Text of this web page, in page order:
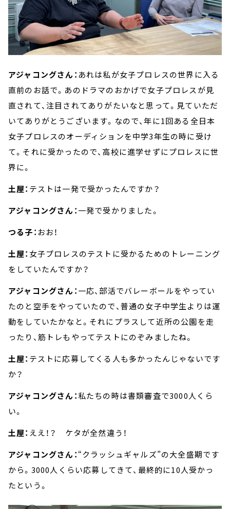
アジャコングさん： あれは私が女子プロレスの世界に入る
直前のお話で。あのドラマのおかげで女子プロレスが見
直されて、注目されてありがたいなと思って。見ていただ
いてありがとうございます。なので、年に1回ある全日本
女子プロレスのオーディションを中学3年生の時に受け
て。それに受かったので、高校に進学せずにプロレスに世
界に。
土屋： テストは一発で受かったんですか？
アジャコングさん：一発で受かりました。
つる子： おお！
土屋： 女子プロレスのテストに受かるためのトレーニング
をしていたんですか？
アジャコングさん：一応、部活でバレーボールをやってい
たのと空手をやっていたので、普通の女子中学生よりは運
動をしていたかなと。それにプラスして近所の公園を走
ったり、筋トレもやってテストにのぞみましたね。
土屋： テストに応募してくる人も多かったんじゃないです
か？
アジャコングさん：私たちの時は書類審査で3000人くら
い。
土屋： ええ！？ ケタが全然違う！
アジャコングさん：“クラッシュギャルズ”の大全盛期です
から。3000人くらい応募してきて、最終的に10人受かっ
たという。